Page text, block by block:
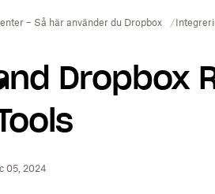
– Så här använder du Dropbox
Dropbox
05, 2024